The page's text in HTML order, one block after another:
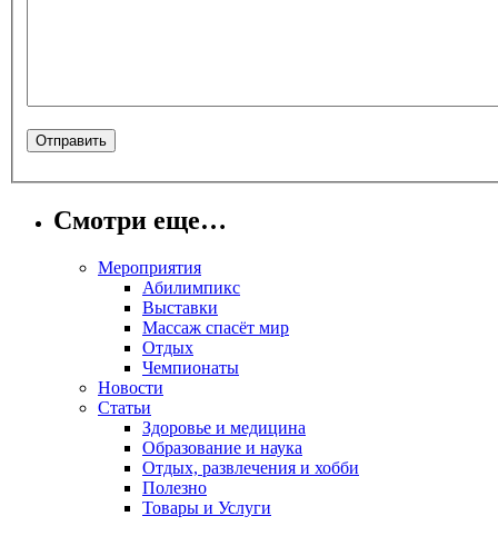
Смотри еще…
Мероприятия
Абилимпикс
Выставки
Массаж спасёт мир
Отдых
Чемпионаты
Новости
Статьи
Здоровье и медицина
Образование и наука
Отдых, развлечения и хобби
Полезно
Товары и Услуги